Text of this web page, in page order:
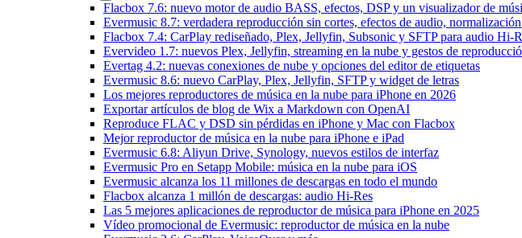
Flacbox 7.6: nuevo motor de audio BASS, efectos, DSP y un visualizador de
Evermusic 8.7: verdadera reproducción sin cortes, efectos de audio,
Flacbox 7.4: CarPlay rediseñado, Plex, Jellyfin, Subsonic y SFTP para audio Hi-
Evervideo 1.7: nuevos Plex, Jellyfin, streaming en la nube y gestos de
Evertag 4.2: nuevas conexiones de nube y opciones del editor de etiquetas
Evermusic 8.6: nuevo CarPlay, Plex, Jellyfin, SFTP y widget de letras
Los mejores reproductores de música en la nube para iPhone en 2026
Exportar artículos de blog de Wix a Markdown con OpenAI
Reproduce FLAC y DSD sin pérdidas en iPhone y Mac con Flacbox
Mejor reproductor de música en la nube para iPhone e iPad
Evermusic 6.8: Aliyun Drive, Synology, nuevos estilos de interfaz
Evermusic Pro en Setapp Mobile: música en la nube para iOS
Evermusic alcanza los 11 millones de descargas en todo el mundo
Flacbox alcanza 1 millón de descargas: audio Hi-Res
Las 5 mejores aplicaciones de reproductor de música para iPhone en 2025
Vídeo promocional de Evermusic: reproductor de música en la nube